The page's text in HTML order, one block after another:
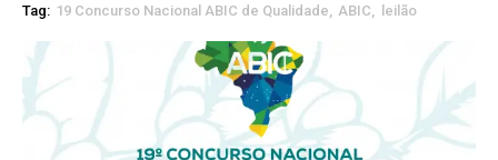
Tag: 19 Concurso Nacional ABIC de Qualidade ABIC leilão